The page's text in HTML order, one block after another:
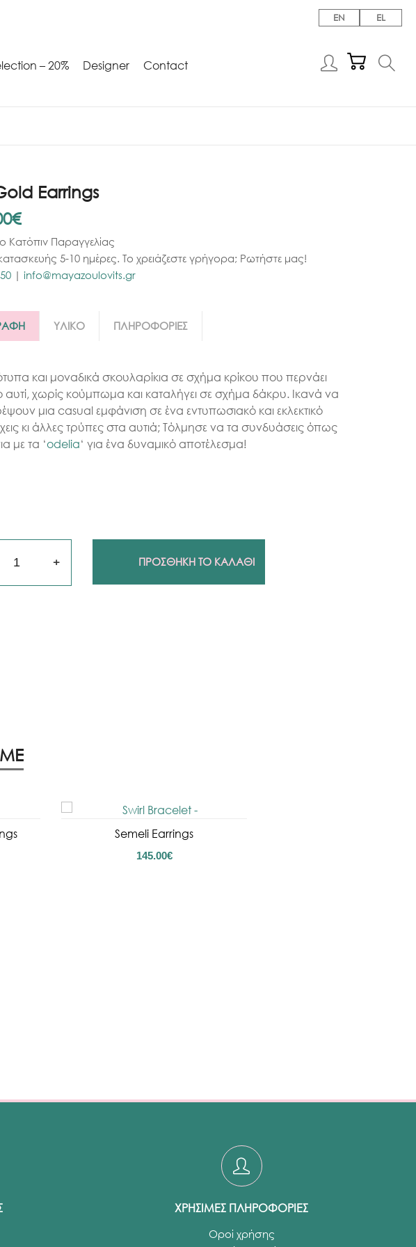
EN EL
– 20% Designer Contact
Earrings
€
Κατόπιν Παραγγελίας
5-10 ημέρες. Το χρειάζεστε γρήγορα; Ρωτήστε μας!
| info@mayazoulovits.gr
ΥΛΙΚΟ ΠΛΗΡΟΦΟΡΙΕΣ
και μοναδικά σκουλαρίκια σε σχήμα κρίκου που περνάει
αυτί, χωρίς κούμπωμα και καταλήγει σε σχήμα δάκρυ. Ικανά να
μια casual εμφάνιση σε ένα εντυπωσιακό και εκλεκτικό
κι άλλες τρύπες στα αυτιά; Τόλμησε να τα συνδυάσεις όπως
με τα ‘odelia‘ για ένα δυναμικό αποτέλεσμα!
ΠΡΟΣΘΗΚΗ ΤΟ ΚΑΛΑΘΙ
Semeli Earrings
145.00€
ΧΡΗΣΙΜΕΣ ΠΛΗΡΟΦΟΡΙΕΣ
Οροί χρήσης